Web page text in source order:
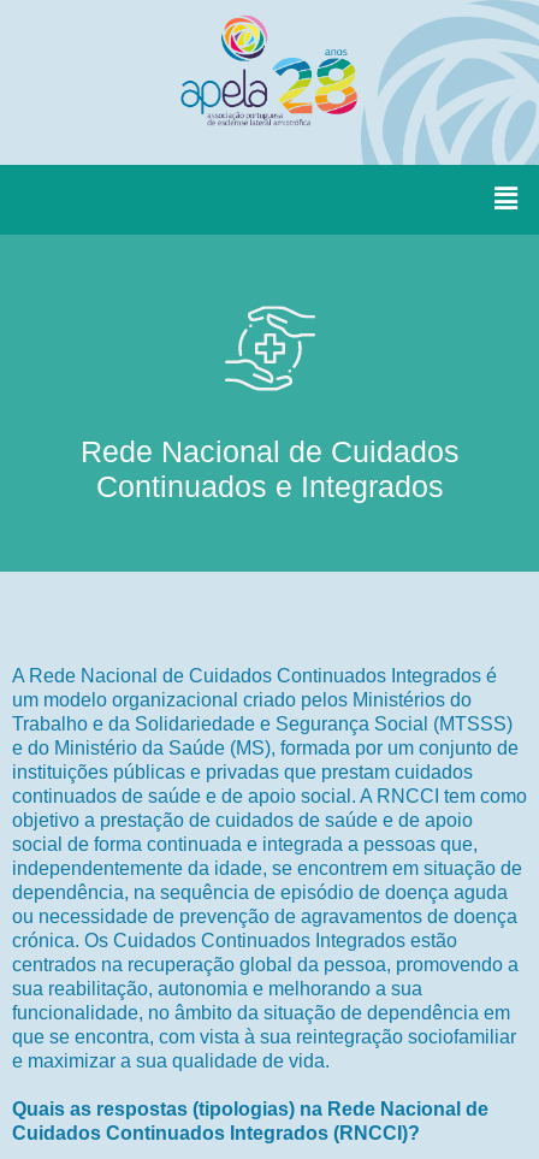
Rede Nacional de Cuidados
Continuados e Integrados
A Rede Nacional de Cuidados Continuados Integrados é
um modelo organizacional criado pelos Ministérios do
Trabalho e da Solidariedade e Segurança Social (MTSSS)
e do Ministério da Saúde (MS), formada por um conjunto de
instituições públicas e privadas que prestam cuidados
continuados de saúde e de apoio social. A RNCCI tem como
objetivo a prestação de cuidados de saúde e de apoio
social de forma continuada e integrada a pessoas que,
independentemente da idade, se encontrem em situação de
dependência, na sequência de episódio de doença aguda
ou necessidade de prevenção de agravamentos de doença
crónica. Os Cuidados Continuados Integrados estão
centrados na recuperação global da pessoa, promovendo a
sua reabilitação, autonomia e melhorando a sua
funcionalidade, no âmbito da situação de dependência em
que se encontra, com vista à sua reintegração sociofamiliar
e maximizar a sua qualidade de vida.
Quais as respostas (tipologias) na Rede Nacional de
Cuidados Continuados Integrados (RNCCI)?